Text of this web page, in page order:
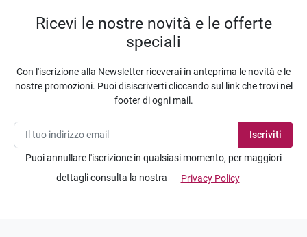
Ricevi le nostre novità e le offerte
speciali
Con l'iscrizione alla Newsletter riceverai in anteprima le novità e le
nostre promozioni. Puoi disiscriverti cliccando sul link che trovi nel
footer di ogni mail.
Puoi annullare l'iscrizione in qualsiasi momento, per maggiori
dettagli consulta la nostra
Privacy Policy